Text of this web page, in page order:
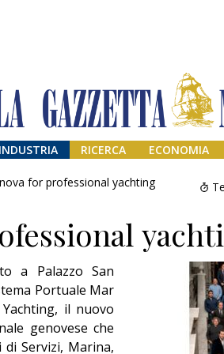
INDUSTRIA RICERCA ECONOMIA
for professional yachting
a Palazzo San
Portuale Mar
il nuovo
genovese che
Servizi, Marina,